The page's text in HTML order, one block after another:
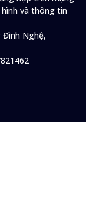
và thông tin
Đình Nghệ,